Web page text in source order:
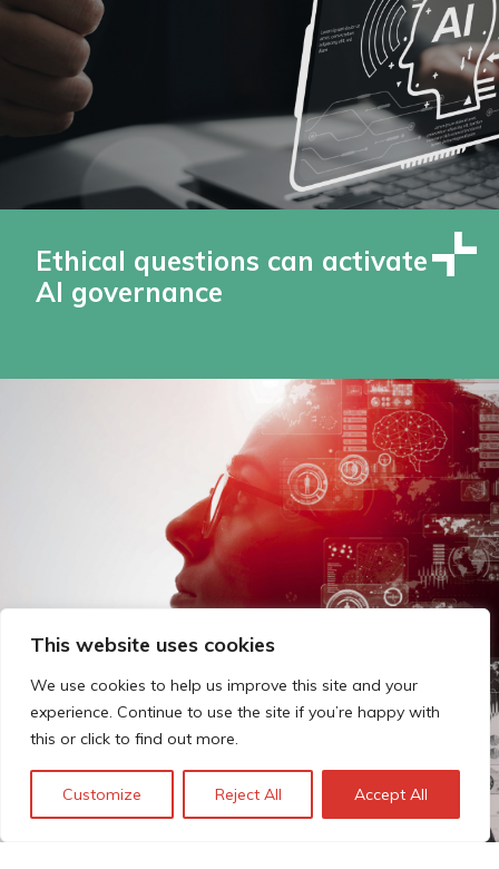
This website uses cookies
We use cookies to help us improve this site and your
experience. Continue to use the site if you’re happy with
this or click to find out more.
Customize Reject All Accept All
Ethical questions can activate
AI governance